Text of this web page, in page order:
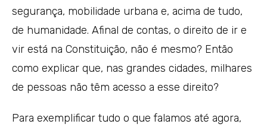
segurança, mobilidade urbana e, acima de tudo,
de humanidade. Afinal de contas, o direito de ir e
vir está na Constituição, não é mesmo? Então
como explicar que, nas grandes cidades, milhares
de pessoas não têm acesso a esse direito?
Para exemplificar tudo o que falamos até agora,